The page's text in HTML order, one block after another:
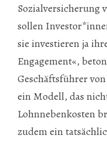
Sozialversicherung
sollen
sie investieren ja
Engagement«,
Geschäftsführer
ein Modell, das
Lohnnebenkosten
zudem ein